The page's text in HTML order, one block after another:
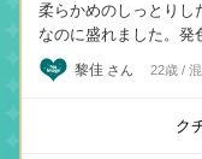
柔らかめのしっとりし
なのに盛れました。発
黎佳 さん 22歳 /
ク